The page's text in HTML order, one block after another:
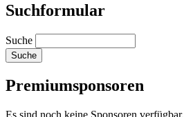
Suchformular
Suche
Premiumsponsoren
Es sind noch keine Sponsoren verfügbar.